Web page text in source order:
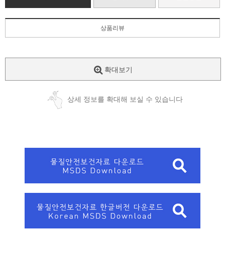
상품리뷰
확대보기
상세 정보를 확대해 보실 수 있습니다